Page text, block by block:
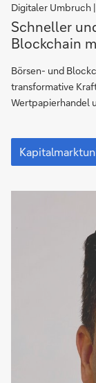
Digitaler Umbruch
Schneller
und
breiter
investieren:
Die
Blockchain
möglich
Schneller
Blockchain
Börsen- und
transformative
Wertpapierhandel
Schneller
und
breiter
Die